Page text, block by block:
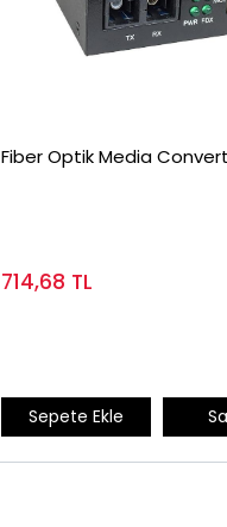
Fiber Optik Media
714,68 TL
Sepete Ekle